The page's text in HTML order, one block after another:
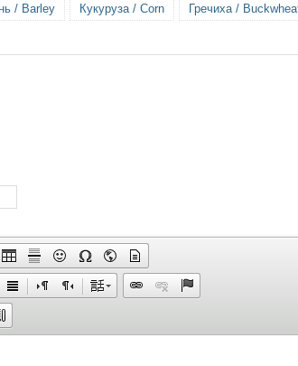
/ Barley Кукуруза / Corn Гречиха /